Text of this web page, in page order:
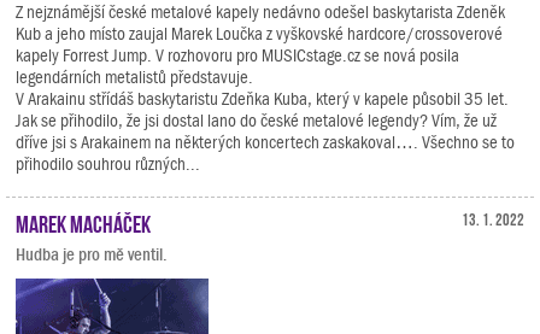
Z nejznámější české metalové kapely nedávno odešel baskytarista Zdeněk
Kub a jeho místo zaujal Marek Loučka z vyškovské hardcore/crossoverové
kapely Forrest Jump. V rozhovoru pro MUSICstage.cz se nová posila
legendárních metalistů představuje.
V Arakainu střídáš baskytaristu Zdeňka Kuba, který v kapele působil 35 let.
Jak se přihodilo, že jsi dostal lano do české metalové legendy? Vím, že už
dříve jsi s Arakainem na některých koncertech zaskakoval…. Všechno se to
přihodilo souhrou různých...
13. 1. 2022
Marek Macháček
Hudba je pro mě ventil.